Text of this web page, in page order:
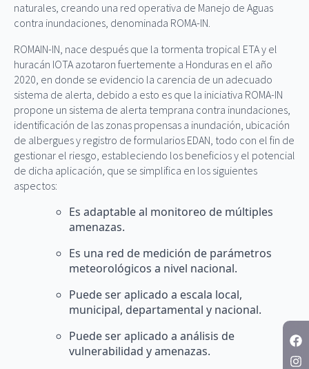
naturales, creando una red operativa de Manejo de Aguas
contra inundaciones, denominada ROMA-IN.
ROMAIN-IN, nace después que la tormenta tropical ETA y el
huracán IOTA azotaron fuertemente a Honduras en el año
2020, en donde se evidencio la carencia de un adecuado
sistema de alerta, debido a esto es que la iniciativa ROMA-IN
propone un sistema de alerta temprana contra inundaciones,
identificación de las zonas propensas a inundación, ubicación
de albergues y registro de formularios EDAN, todo con el fin de
gestionar el riesgo, estableciendo los beneficios y el potencial
de dicha aplicación, que se simplifica en los siguientes
aspectos:
Es adaptable al monitoreo de múltiples
amenazas.
Es una red de medición de parámetros
meteorológicos a nivel nacional.
Puede ser aplicado a escala local,
municipal, departamental y nacional.
Puede ser aplicado a análisis de
vulnerabilidad y amenazas.